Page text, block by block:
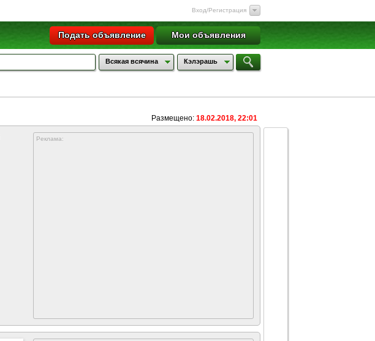
Вход/Регистрация
Мои объявления
Подать объявление
Всякая всячина Кэлэрашь
Размещено: 18.02.2018, 22:01
Реклама: